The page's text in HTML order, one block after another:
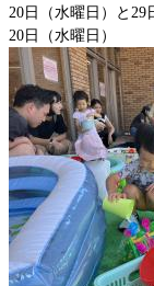
20日（水曜日）と29
20日（水曜日）